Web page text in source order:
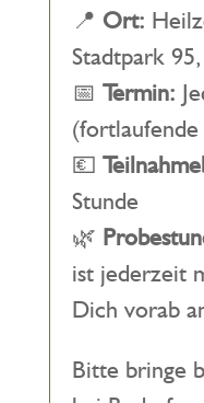
📍 Ort:
Stadtpark
📅 Termin:
💶
Stunde
🌿
ist jederzeit
Dich vorab
Bitte bringe